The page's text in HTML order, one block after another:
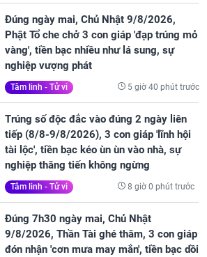
Đúng ngày mai, Chủ Nhật 9/8/2026,
Phật Tổ che chở 3 con giáp 'đạp trúng mỏ
vàng', tiền bạc nhiều như lá sung, sự
nghiệp vượng phát
Tâm linh - Tử vi 5 giờ 40 phút trước
Trúng số độc đắc vào đúng 2 ngày liên
tiếp (8/8-9/8/2026), 3 con giáp 'lĩnh hội
tài lộc', tiền bạc kéo ùn ùn vào nhà, sự
nghiệp thăng tiến không ngừng
Tâm linh - Tử vi 8 giờ 0 phút trước
Đúng 7h30 ngày mai, Chủ Nhật
9/8/2026, Thần Tài ghé thăm, 3 con giáp
đón nhận 'cơn mưa may mắn', tiền bạc dồi